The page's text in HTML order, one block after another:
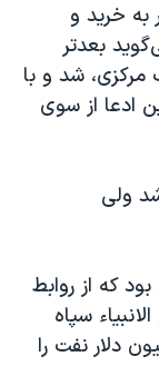
به خرید و
بعد‌تر
شد و با
ادعا از سوی
ولی
که از روابط
سپاه
برد و دستور فروش ۹۰ میلیون دلار نفت را